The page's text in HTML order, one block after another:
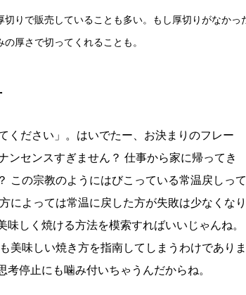
りで販売していることも多い。もし厚切りがなかっ
厚さで切ってくれることも。
ください」。はいでたー、お決まりのフレー
ンセンスすぎません？ 仕事から家に帰ってき
この宗教のようにはびこっている常温戻しって
によっては常温に戻した方が失敗は少なくなり
しく焼ける方法を模索すればいいじゃんね。
美味しい焼き方を指南してしまうわけでありま
停止にも噛み付いちゃうんだからね。